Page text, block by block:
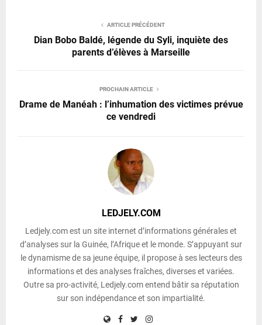
ARTICLE PRÉCÉDENT
Dian Bobo Baldé, légende du Syli, inquiète des
parents d’élèves à Marseille
PROCHAIN ARTICLE
Drame de Manéah : l’inhumation des victimes prévue
ce vendredi
LEDJELY.COM
Ledjely.com est un site internet d’informations générales et
d’analyses sur la Guinée, l’Afrique et le monde. S’appuyant sur
le dynamisme de sa jeune équipe, il propose à ses lecteurs des
informations et des analyses fraîches, diverses et variées.
Outre sa pro-activité, Ledjely.com entend bâtir sa réputation
sur son indépendance et son impartialité.